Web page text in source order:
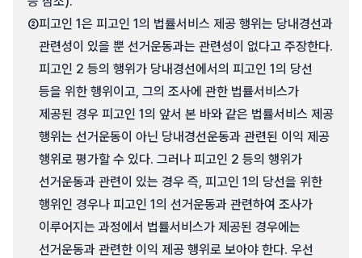
②피고인 1은 피고인 1의 법률서비스 제공 행위는 당내경선과
관련성이 있을 뿐 선거운동과는 관련성이 없다고 주장한다.
피고인 2 등의 행위가 당내경선에서의 피고인 1의 당선
등을 위한 행위이고, 그의 조사에 관한 법률서비스가
제공된 경우 피고인 1의 앞서 본 바와 같은 법률서비스 제공
행위는 선거운동이 아닌 당내경선운동과 관련된 이익 제공
행위로 평가할 수 있다. 그러나 피고인 2 등의 행위가
선거운동과 관련이 있는 경우 즉, 피고인 1의 당선을 위한
행위인 경우나 피고인 1의 선거운동과 관련하여 조사가
이루어지는 과정에서 법률서비스가 제공된 경우에는
선거운동과 관련한 이익 제공 행위로 보아야 한다. 우선